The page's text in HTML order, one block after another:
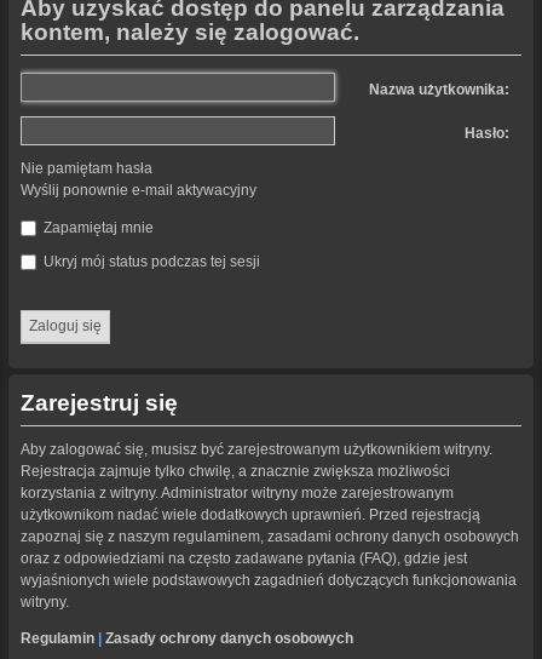
Aby uzyskać dostęp do panelu zarządzania
kontem, należy się zalogować.
Nazwa użytkownika:
Hasło:
Nie pamiętam hasła
Wyślij ponownie e-mail aktywacyjny
Zapamiętaj mnie
Ukryj mój status podczas tej sesji
Zarejestruj się
Aby zalogować się, musisz być zarejestrowanym użytkownikiem witryny.
Rejestracja zajmuje tylko chwilę, a znacznie zwiększa możliwości
korzystania z witryny. Administrator witryny może zarejestrowanym
użytkownikom nadać wiele dodatkowych uprawnień. Przed rejestracją
zapoznaj się z naszym regulaminem, zasadami ochrony danych osobowych
oraz z odpowiedziami na często zadawane pytania (FAQ), gdzie jest
wyjaśnionych wiele podstawowych zagadnień dotyczących funkcjonowania
witryny.
Regulamin Zasady ochrony danych osobowych